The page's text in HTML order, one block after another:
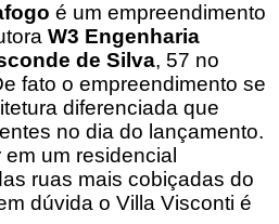
é um empreendimento
W3 Engenharia
de Silva, 57 no
fato o empreendimento se
diferenciada que
no dia do lançamento.
um residencial
ruas mais cobiçadas do
dúvida o Villa Visconti é